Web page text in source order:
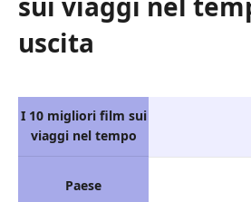
uscita
I 10 migliori film sui
viaggi nel tempo
Paese